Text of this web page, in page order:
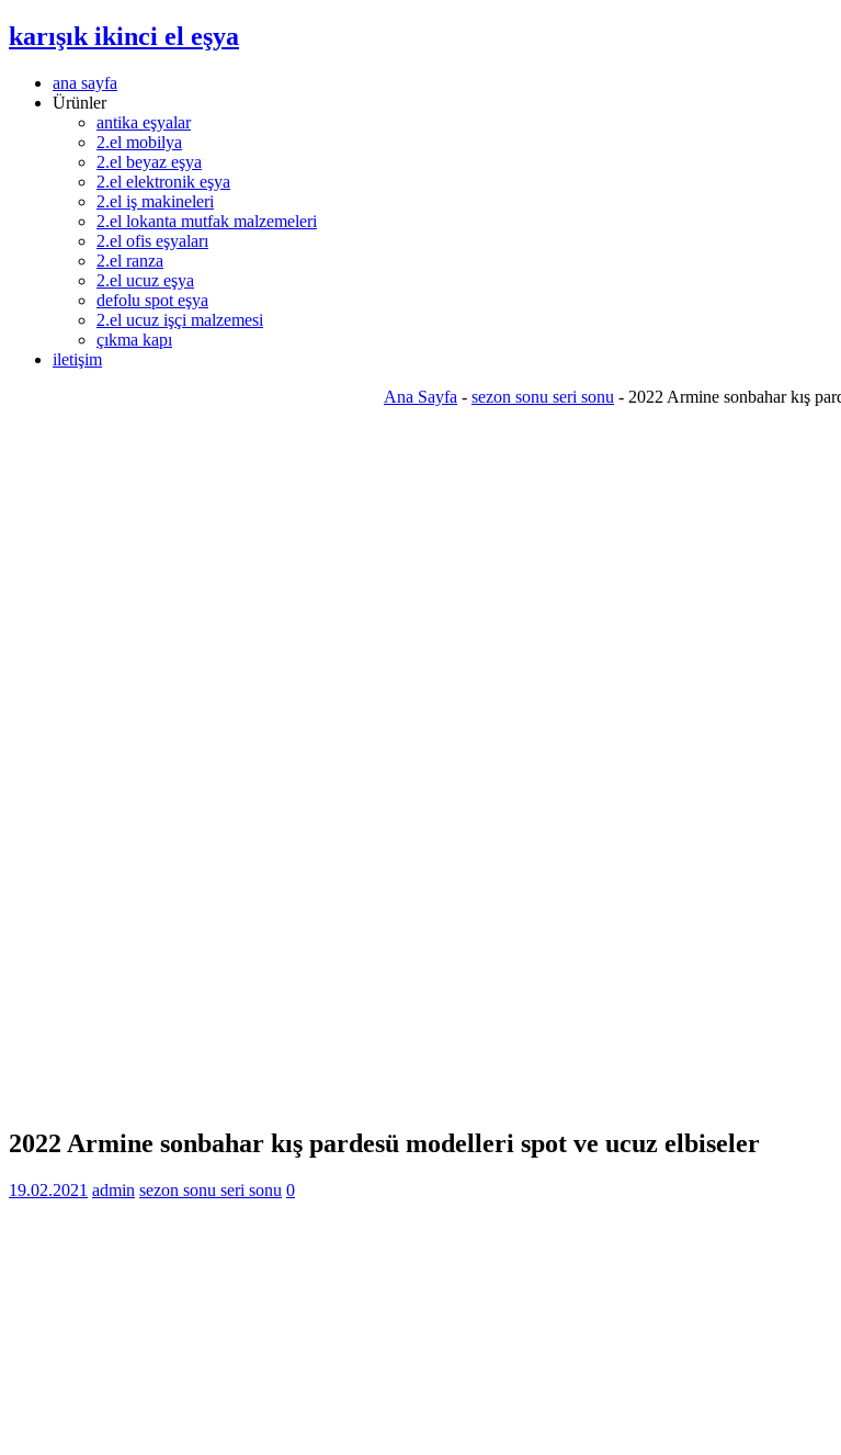
karışık ikinci el eşya
ana sayfa
Ürünler
antika eşyalar
2.el mobilya
2.el beyaz eşya
2.el elektronik eşya
2.el iş makineleri
2.el lokanta mutfak malzemeleri
2.el ofis eşyaları
2.el ranza
2.el ucuz eşya
defolu spot eşya
2.el ucuz işçi malzemesi
çıkma kapı
iletişim
Ana Sayfa - sezon sonu seri sonu - 2022 Armine sonbahar kış
2022 Armine sonbahar kış pardesü modelleri spot ve ucuz elbiseler
19.02.2021 admin sezon sonu seri sonu 0